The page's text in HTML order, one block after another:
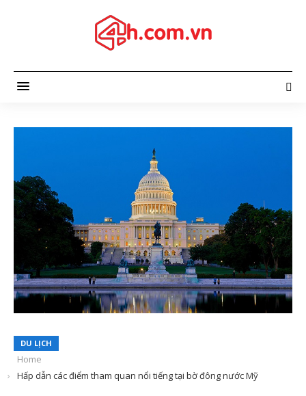
DU LỊCH
Home
Hấp dẫn các điểm tham quan nổi tiếng tại bờ đông nước Mỹ